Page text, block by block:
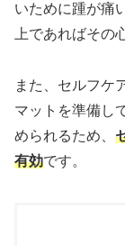
いために踵が痛
上であればその
また、セルフケ
マットを準備し
められるため、
有効です。